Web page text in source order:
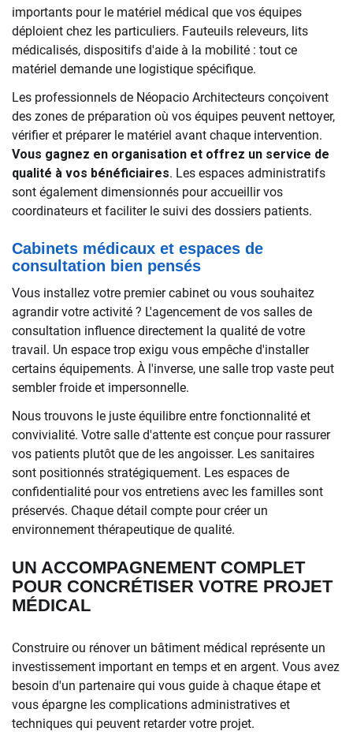
importants pour le matériel médical que vos équipes
déploient chez les particuliers. Fauteuils releveurs, lits
médicalisés, dispositifs d'aide à la mobilité : tout ce
matériel demande une logistique spécifique.
Les professionnels de Néopacio Architecteurs conçoivent
des zones de préparation où vos équipes peuvent nettoyer,
vérifier et préparer le matériel avant chaque intervention.
Vous gagnez en organisation et offrez un service de
qualité à vos bénéficiaires. Les espaces administratifs
sont également dimensionnés pour accueillir vos
coordinateurs et faciliter le suivi des dossiers patients.
Cabinets médicaux et espaces de
consultation bien pensés
Vous installez votre premier cabinet ou vous souhaitez
agrandir votre activité ? L'agencement de vos salles de
consultation influence directement la qualité de votre
travail. Un espace trop exigu vous empêche d'installer
certains équipements. À l'inverse, une salle trop vaste peut
sembler froide et impersonnelle.
Nous trouvons le juste équilibre entre fonctionnalité et
convivialité. Votre salle d'attente est conçue pour rassurer
vos patients plutôt que de les angoisser. Les sanitaires
sont positionnés stratégiquement. Les espaces de
confidentialité pour vos entretiens avec les familles sont
préservés. Chaque détail compte pour créer un
environnement thérapeutique de qualité.
UN ACCOMPAGNEMENT COMPLET
POUR CONCRÉTISER VOTRE PROJET
MÉDICAL
Construire ou rénover un bâtiment médical représente un
investissement important en temps et en argent. Vous avez
besoin d'un partenaire qui vous guide à chaque étape et
vous épargne les complications administratives et
techniques qui peuvent retarder votre projet.